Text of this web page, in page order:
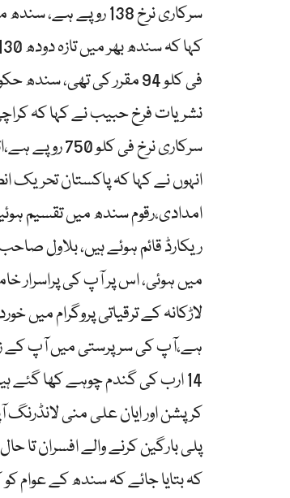
فی کلو 94 مقرر کی تھی،
سرکاری نرخ
انہوں نے کہا کہ پاکستان
امدادی،رقوم سندھ میں تقسیم
ریکارڈ قائم ہوئے ہیں، بلاول
میں ہوئی، اس پر آپ کی پراسرار
14 ارب کی گندم چوہے کھا
کرپشن اور ایان علی منی
پلی بارگین کرنے والے افسران تا
کہ بتایا جائے کہ سندھ کے عوام